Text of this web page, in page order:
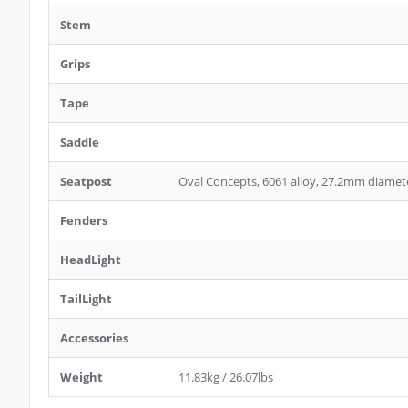
Stem
Grips
Tape
Saddle
Seatpost Oval Concepts, 6061 alloy, 27.2mm
Fenders
HeadLight
TailLight
Accessories
Weight 11.83kg / 26.07lbs